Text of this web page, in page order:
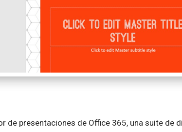
de presentaciones de Office 365, una suite de